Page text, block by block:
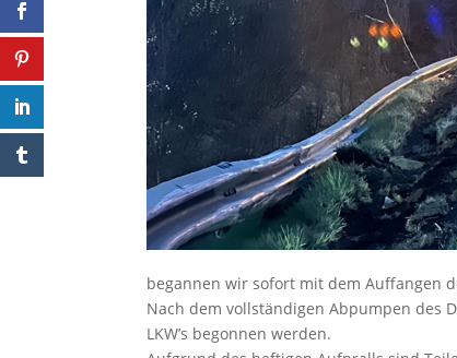
begannen wir sofort mit dem Auffangen
Nach dem vollständigen Abpumpen des
LKW’s begonnen werden.